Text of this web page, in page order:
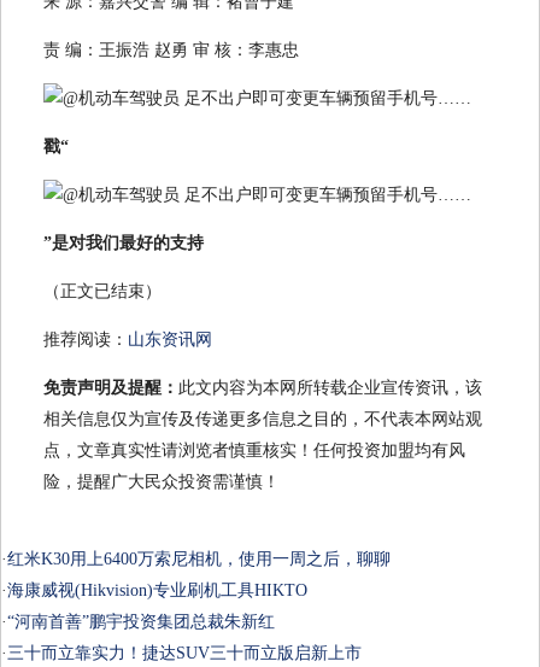
责 编：王振浩 赵勇 审 核：李惠忠
戳“
”是对我们最好的支持
（正文已结束）
推荐阅读： 山东资讯网
免责声明及提醒： 此文内容为本网所转载企业宣传资讯，该
相关信息仅为宣传及传递更多信息之目的，不代表本网站观
点，文章真实性请浏览者慎重核实！任何投资加盟均有风
险，提醒广大民众投资需谨慎！
·红米K30用上6400万索尼相机，使用一周之后，聊聊
·海康威视(Hikvision)专业刷机工具HIKTO
·“河南首善”鹏宇投资集团总裁朱新红
·三十而立靠实力！捷达SUV三十而立版启新上市